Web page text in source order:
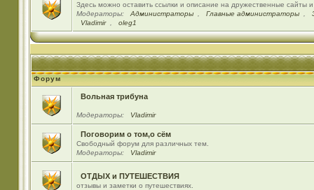
Здесь можно оставить ссылки и описание на дружественные сайты
Модераторы:
Администраторы Главные администраторы
Vladimir
oleg1
Форум
Вольная трибуна
Модераторы: Vladimir
Поговорим о том,о сём
Свободный форум для различных тем.
Модераторы:
Vladimir
ОТДЫХ и ПУТЕШЕСТВИЯ
отзывы и заметки о путешествиях.